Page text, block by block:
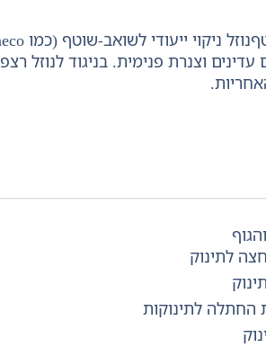
עדינים וצנרת פנימית. בניגוד
לתינוק
החתלה לתינוקות